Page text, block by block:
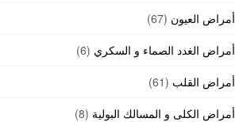
أمراض العيون (67)
أمراض الغدد الصماء و السكري (6)
أمراض القلب (61)
أمراض الكلى و المسالك البولية (8)